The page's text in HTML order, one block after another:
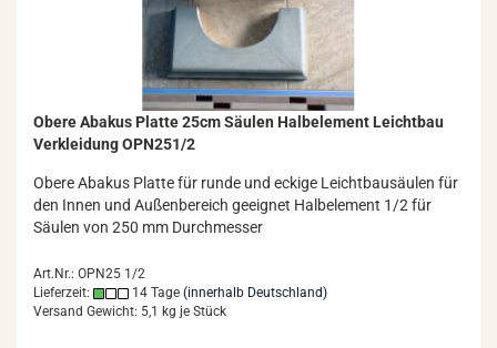
Obere Aba­kus Plat­te 25cm Säu­len Halb­ele­ment Leicht­bau
Ver­klei­dung OPN251/2
Obere Aba­kus Plat­te für runde und ecki­ge Leicht­bau­säu­len für
den Innen und Au­ßen­be­reich ge­eig­net Halb­ele­ment 1/2 für
Säu­len von 250 mm Durch­mes­ser
Art.Nr.: OPN25 1/2
Lieferzeit:
14 Tage (innerhalb Deutschland)
Versand Gewicht: 5,1 kg je Stück